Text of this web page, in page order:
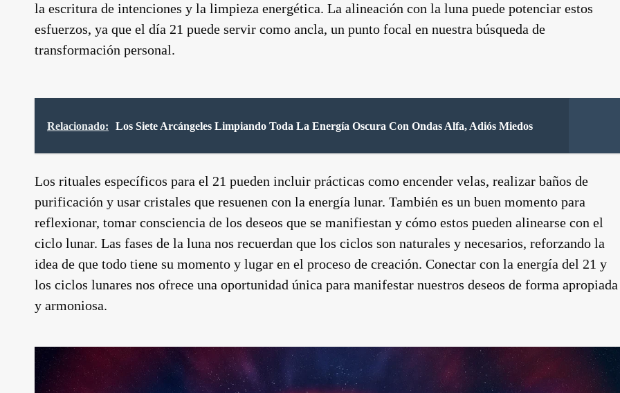
la escritura de intenciones y la limpieza energética. La alineación con la luna puede potenciar estos
esfuerzos, ya que el día 21 puede servir como ancla, un punto focal en nuestra búsqueda de
transformación personal.
Relacionado: Los Siete Arcángeles Limpiando Toda La Energía Oscura Con Ondas Alfa, Adiós Miedos
Los rituales específicos para el 21 pueden incluir prácticas como encender velas, realizar baños de
purificación y usar cristales que resuenen con la energía lunar. También es un buen momento para
reflexionar, tomar consciencia de los deseos que se manifiestan y cómo estos pueden alinearse con el
ciclo lunar. Las fases de la luna nos recuerdan que los ciclos son naturales y necesarios, reforzando la
idea de que todo tiene su momento y lugar en el proceso de creación. Conectar con la energía del 21 y
los ciclos lunares nos ofrece una oportunidad única para manifestar nuestros deseos de forma apropiada
y armoniosa.